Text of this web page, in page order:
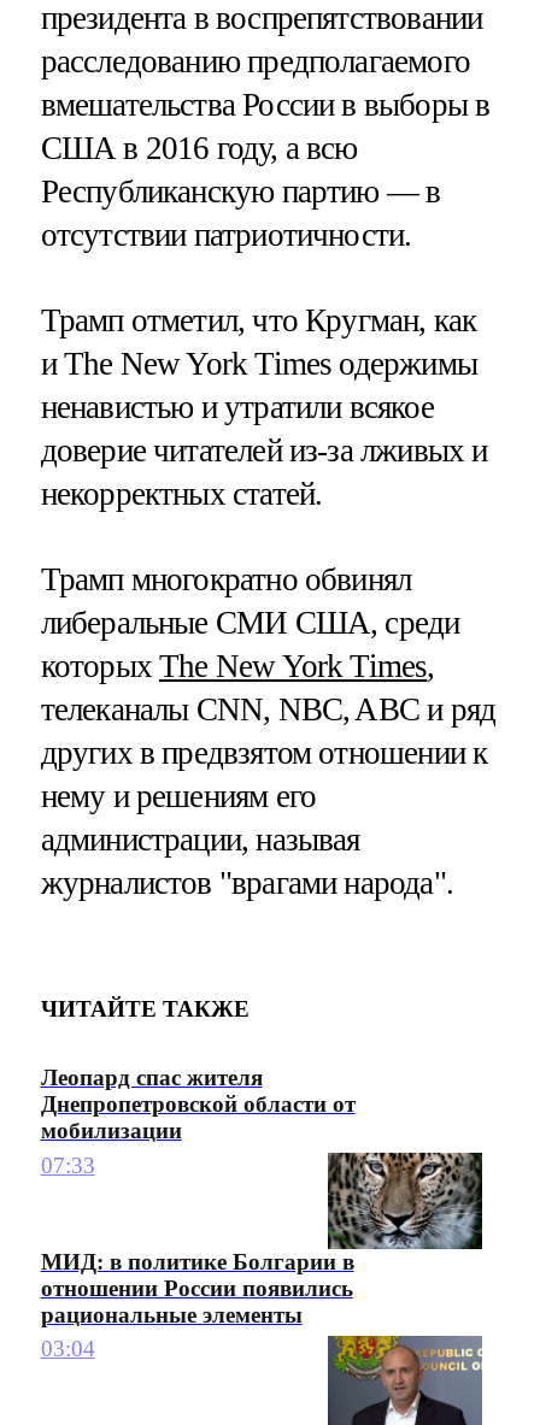
президента в воспрепятствовании
расследованию предполагаемого
вмешательства России в выборы в
США в 2016 году, а всю
Республиканскую партию — в
отсутствии патриотичности.
Трамп отметил, что Кругман, как
и The New York Times одержимы
ненавистью и утратили всякое
доверие читателей из-за лживых и
некорректных статей.
Трамп многократно обвинял
либеральные СМИ США, среди
которыхThe New York Times,
телеканалы CNN, NBC, ABC и ряд
других в предвзятом отношении к
нему и решениям его
администрации, называя
журналистов "врагами народа".
ЧИТАЙТЕ ТАКЖЕ
Леопард спас жителя
Днепропетровской области от
мобилизации
07:33
МИД: в политике Болгарии в
отношении России появились
рациональные элементы
03:04